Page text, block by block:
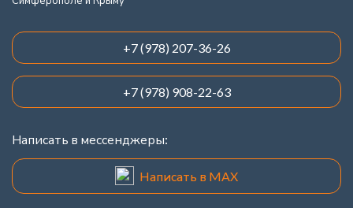
+7 (978) 207-36-26
+7 (978) 908-22-63
Написать в мессенджеры:
Написать в MAX